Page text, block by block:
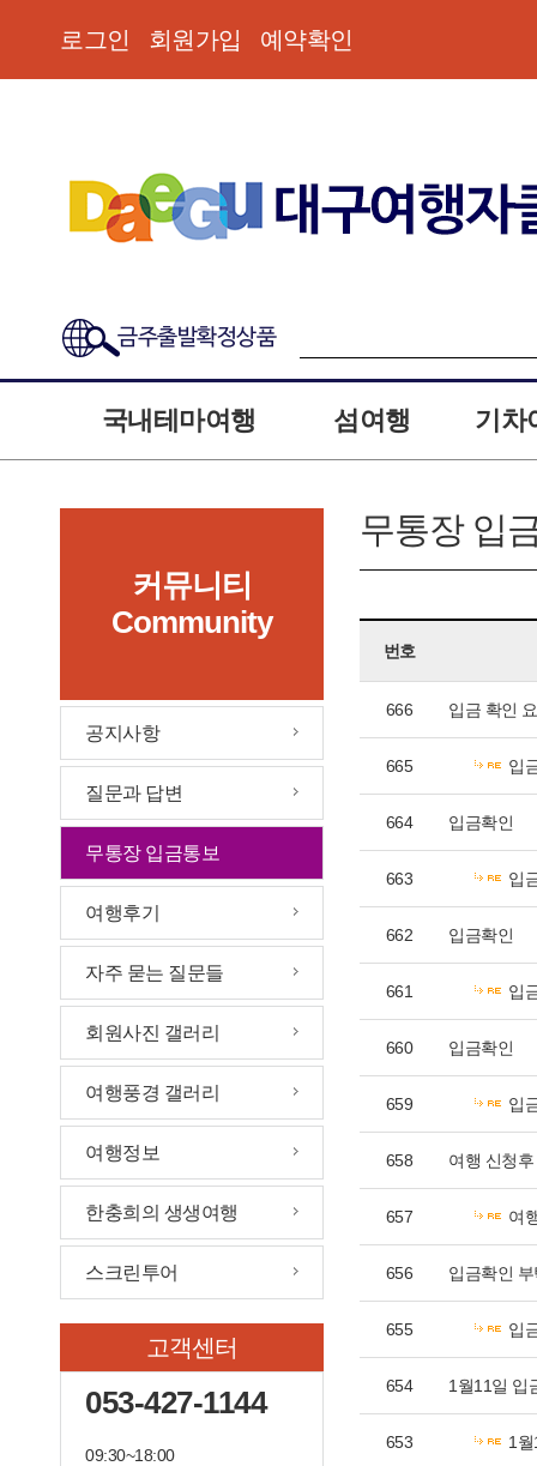
로그인 회원가입 예약확인
금주출발확정상품
국내테마여행 섬여행 기차
커뮤니티
Community
공지사항
질문과 답변
무통장 입금통보
여행후기
자주 묻는 질문들
회원사진 갤러리
여행풍경 갤러리
여행정보
한충희의 생생여행
스크린투어
고객센터
053-427-1144
09:30~18:00
무통장 입
번호
666 입금 확인
665 입
664 입금확인
663 입
662 입금확인
661 입
660 입금확인
659 입
658 여행 신청
657 여
656 입금확인
655 입
654 1월11일 입
653 1